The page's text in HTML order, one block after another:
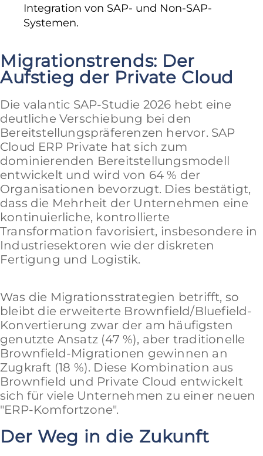
Integration von SAP- und Non-SAP-
Systemen.
Migrationstrends: Der
Aufstieg der Private Cloud
Die valantic SAP-Studie 2026 hebt eine
deutliche Verschiebung bei den
Bereitstellungspräferenzen hervor. SAP
Cloud ERP Private hat sich zum
dominierenden Bereitstellungsmodell
entwickelt und wird von 64 % der
Organisationen bevorzugt. Dies bestätigt,
dass die Mehrheit der Unternehmen eine
kontinuierliche, kontrollierte
Transformation favorisiert, insbesondere in
Industriesektoren wie der diskreten
Fertigung und Logistik.
Was die Migrationsstrategien betrifft, so
bleibt die erweiterte Brownfield/Bluefield-
Konvertierung zwar der am häufigsten
genutzte Ansatz (47 %), aber traditionelle
Brownfield-Migrationen gewinnen an
Zugkraft (18 %). Diese Kombination aus
Brownfield und Private Cloud entwickelt
sich für viele Unternehmen zu einer neuen
"ERP-Komfortzone".
Der Weg in die Zukunft